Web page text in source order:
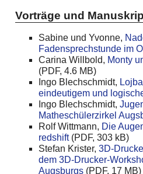
Vorträge und
Sabine und Yvonne,
Fadensprechstunde im
Carina Willbold, Monty
(PDF, 4.6 MB)
Ingo Blechschmidt,
eindeutigem und
Ingo Blechschmidt,
Matheschülerzirkel
Rolf Wittmann, Die
redshift(PDF, 303 kB)
Stefan Krister, 3D-
dem 3D-Drucker-
Augsburgs(PDF, 17 MB)